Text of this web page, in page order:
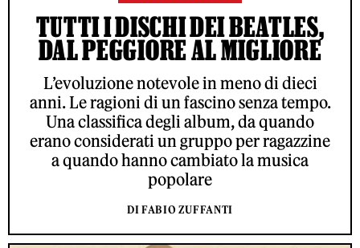
TUTTI I DISCHI DEI BEATLES,
DAL PEGGIORE AL MIGLIORE
L’evoluzione notevole in meno di dieci
anni. Le ragioni di un fascino senza tempo.
Una classifica degli album, da quando
erano considerati un gruppo per ragazzine
a quando hanno cambiato la musica
popolare
DI FABIO ZUFFANTI